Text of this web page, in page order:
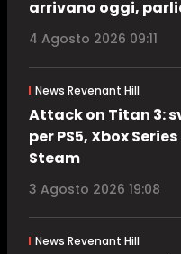
arrivano oggi,
4 Agosto 2026 09:11
News Revenant Hill
Attack on Titan 3:
per PS5, Xbox
Steam
3 Agosto 2026 19:08
News Revenant Hill